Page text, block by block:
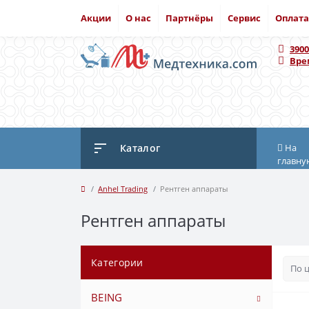
Акции О нас Партнёры Сервис
Каталог
На
Anhel Trading Рентген аппараты
Рентген аппараты
Категории
BEING